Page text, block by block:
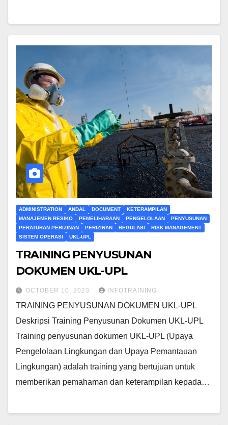
ADMINISTRATION ANDAL DOCUMENT
KETERAMPILAN
MANAJEMEN RESIKO
PEMELIHARAAN PENGELOLAAN
PENYUSUNAN
PERATURAN PERIZINAN
PERIZINAN REGULASI
RISK MANAGEMENT
SISTEM OPERASI
UKL-UPL
TRAINING PENYUSUNAN
DOKUMEN UKL-UPL
OCTOBER 10, 2023 INFOTRAINING
TRAINING PENYUSUNAN DOKUMEN UKL-UPL
Deskripsi Training Penyusunan Dokumen UKL-UPL
Training penyusunan dokumen UKL-UPL (Upaya
Pengelolaan Lingkungan dan Upaya Pemantauan
Lingkungan) adalah training yang bertujuan untuk
memberikan pemahaman dan keterampilan kepada…